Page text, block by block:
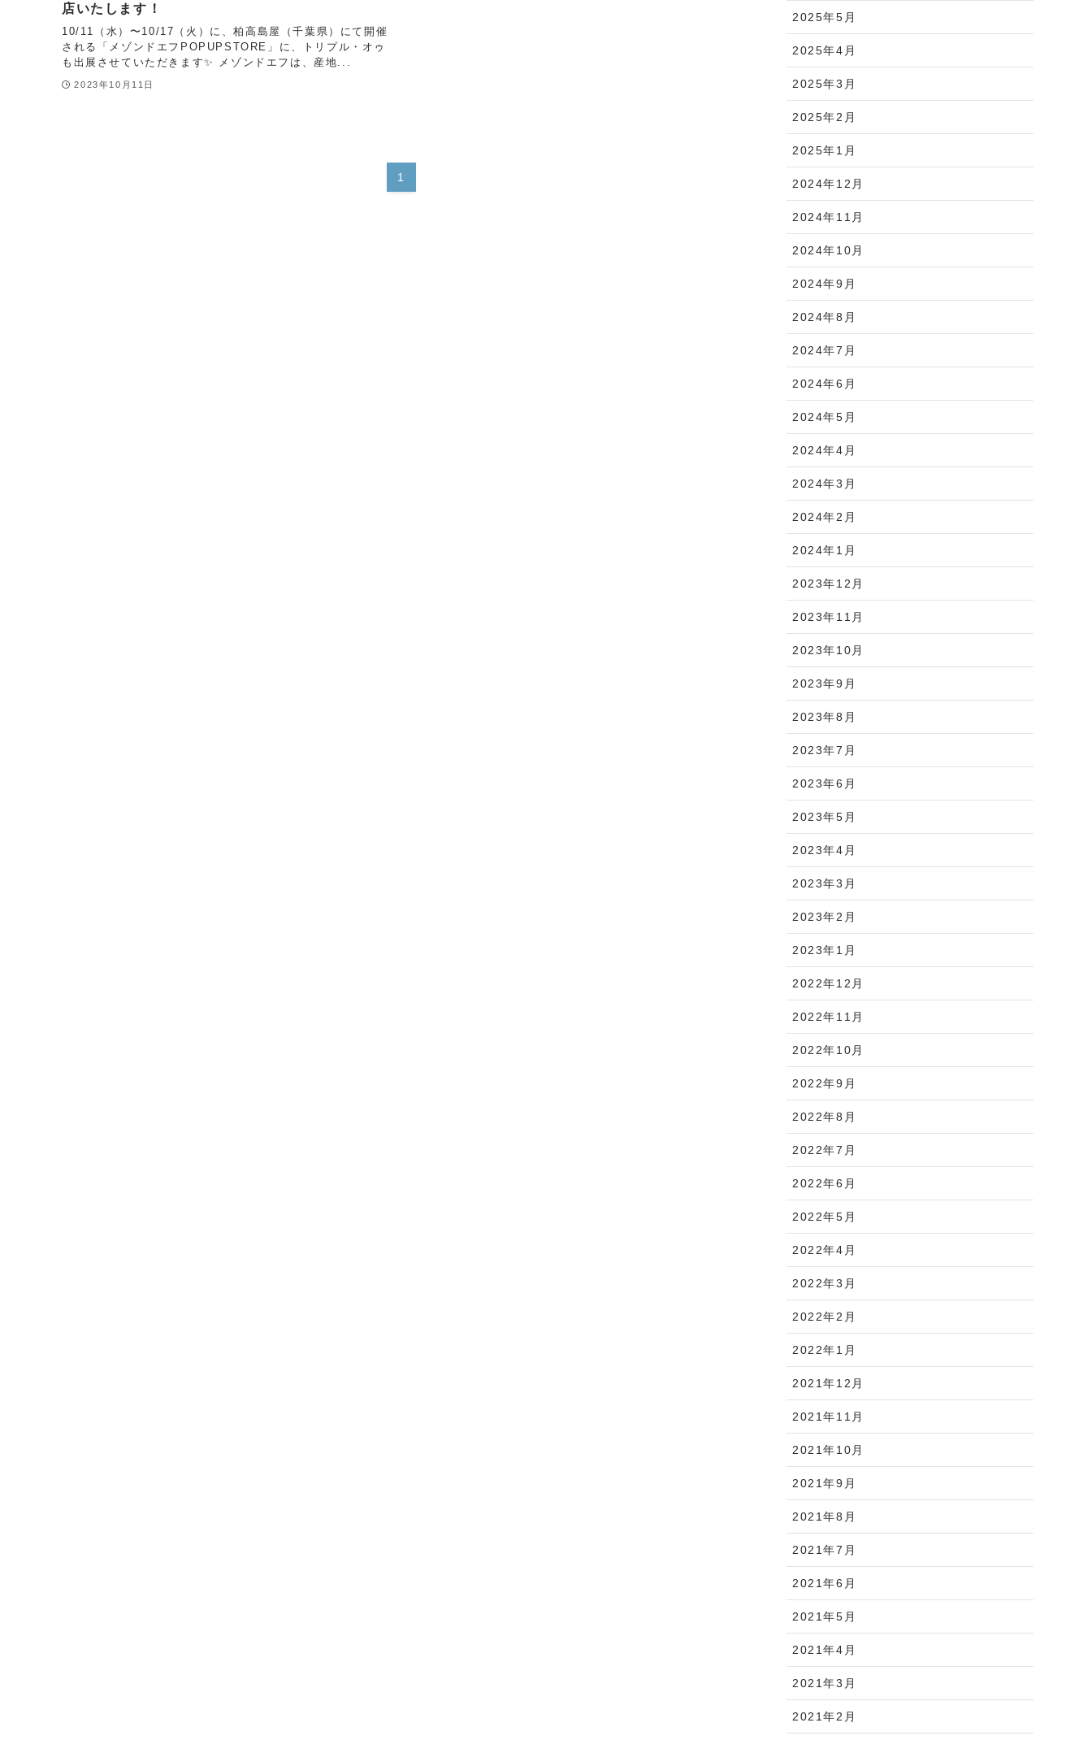
店いたします！
10/11（水）〜10/17（火）に、柏高島屋（千葉県）にて開催
される「メゾンドエフPOPUPSTORE」に、トリプル・オゥ
も出展させていただきます✨ メゾンドエフは、産地...
2023年10月11日
1
2025年5月
2025年4月
2025年3月
2025年2月
2025年1月
2024年12月
2024年11月
2024年10月
2024年9月
2024年8月
2024年7月
2024年6月
2024年5月
2024年4月
2024年3月
2024年2月
2024年1月
2023年12月
2023年11月
2023年10月
2023年9月
2023年8月
2023年7月
2023年6月
2023年5月
2023年4月
2023年3月
2023年2月
2023年1月
2022年12月
2022年11月
2022年10月
2022年9月
2022年8月
2022年7月
2022年6月
2022年5月
2022年4月
2022年3月
2022年2月
2022年1月
2021年12月
2021年11月
2021年10月
2021年9月
2021年8月
2021年7月
2021年6月
2021年5月
2021年4月
2021年3月
2021年2月